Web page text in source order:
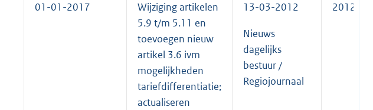
01-01-2017
Wijziging artikelen
5.9 t/m 5.11 en
toevoegen nieuw
artikel 3.6 ivm
mogelijkheden
tariefdifferentiatie;
actualiseren
13-03-2012
Nieuws
dagelijks
bestuur /
Regiojournaal
2012/17